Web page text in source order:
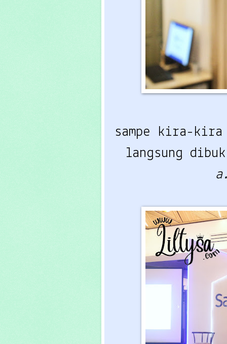
sampe kira-kira
langsung